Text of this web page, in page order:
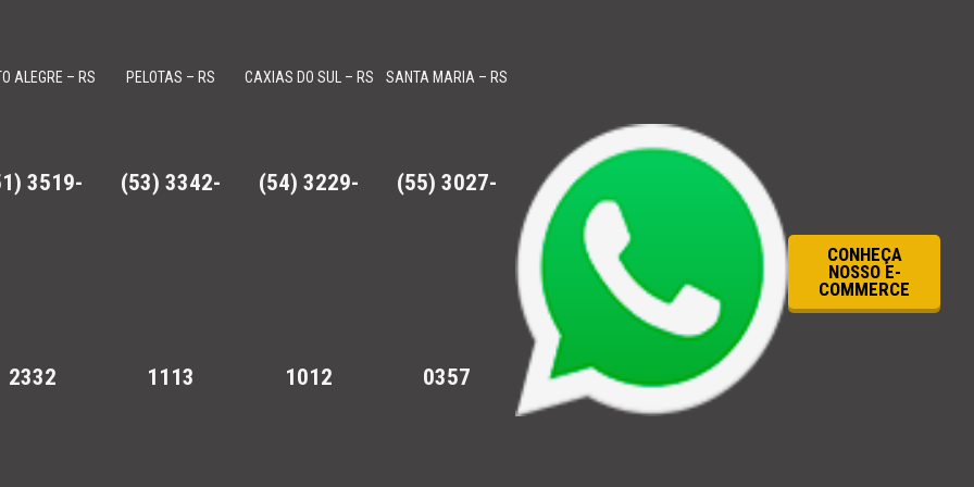
ALEGRE – RS
3519-
2332
PELOTAS – RS
(53) 3342-
1113
CAXIAS DO SUL – RS
(54) 3229-
1012
SANTA MARIA – RS
(55) 3027-
0357
CONHEÇA
NOSSO E-
COMMERCE